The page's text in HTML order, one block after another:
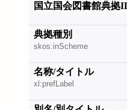
国立国会図書館典拠
典拠種別
skos:inScheme
名称/タイトル
xl:prefLabel